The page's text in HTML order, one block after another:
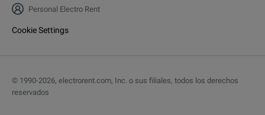
Personal Electro Rent
Cookie Settings
© 1990-2026, electrorent.com, Inc. o sus filiales, todos los derechos
reservados